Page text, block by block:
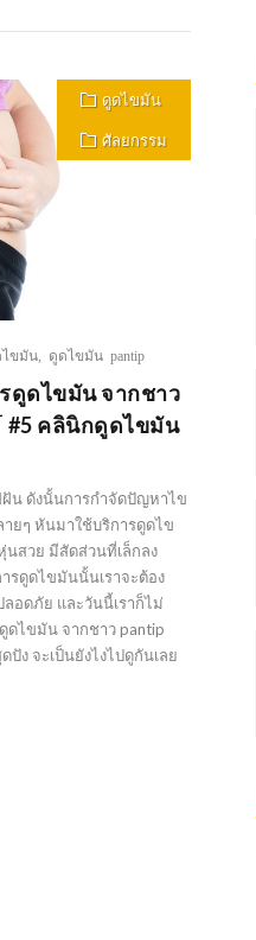
ดูดไขมัน
ศัลยกรรม
ไขมัน ดูดไขมัน pantip
ดูดไขมัน จากชาว
#5 คลินิกดูดไขมัน
น ดังนั้นการกำจัดปัญหาไข
ยๆ หันมาใช้บริการดูดไข
นสวย มีสัดส่วนที่เล็กลง
รดูดไขมันนั้นเราจะต้อง
อดภัย และวันนี้เราก็ไม่
ดไขมัน จากชาว pantip
ง จะเป็นยังไงไปดูกันเลย